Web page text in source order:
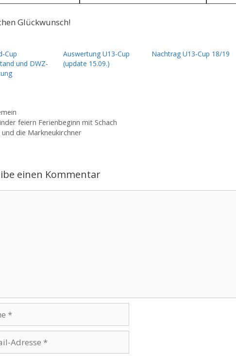
Glückwunsch!
Cup
und DWZ-
Auswertung U13-Cup
(update 15.09.)
Nachtrag U13-Cup 18/19
feiern Ferienbeginn mit Schach
und die Markneukirchner
einen Kommentar